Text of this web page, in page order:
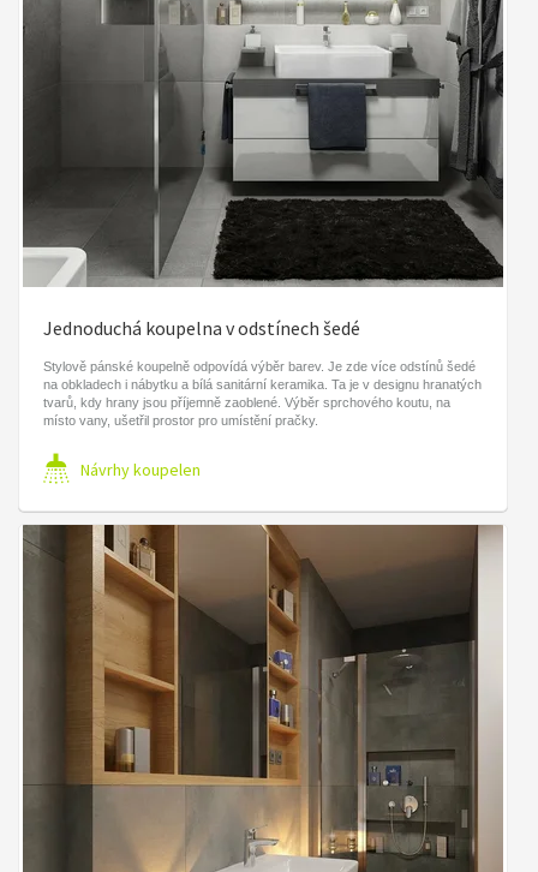
Jednoduchá koupelna v odstínech šedé
Stylově pánské koupelně odpovídá výběr barev. Je zde více odstínů šedé
na obkladech i nábytku a bílá sanitární keramika. Ta je v designu hranatých
tvarů, kdy hrany jsou příjemně zaoblené. Výběr sprchového koutu, na
místo vany, ušetřil prostor pro umístění pračky.
Návrhy koupelen